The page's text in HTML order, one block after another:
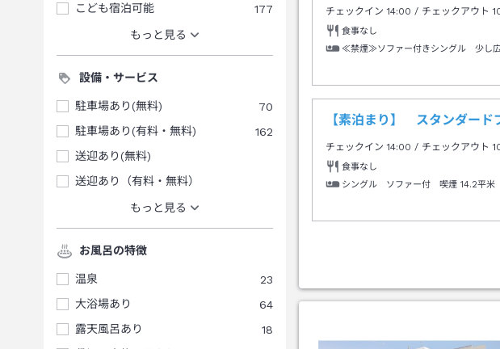
こども宿泊可能
177
もっと見る
設備・サービス
駐車場あり(無料)
70
駐車場あり(有料・無料)
162
送迎あり(無料)
送迎あり（有料・無料）
もっと見る
お風呂の特徴
温泉
23
大浴場あり
64
露天風呂あり
18
チェックイン14:00 / チェックアウト
食事なし
≪禁煙≫ソファー付きシングル 少し
【素泊まり】 スタンダード
チェックイン14:00 / チェックアウト
食事なし
シングル ソファー付 喫煙 14.2平米